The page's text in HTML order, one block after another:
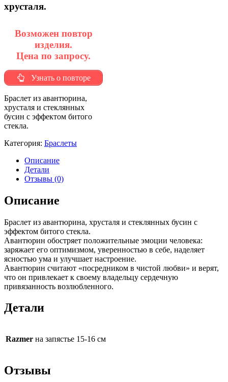
хрусталя.
Возможен повтор
изделия.
Цена по запросу.
Узнать о повторе
Браслет из авантюрина,
хрусталя и стеклянных
бусин с эффектом битого
стекла.
Категория: Браслеты
Описание
Детали
Отзывы (0)
Описание
Браслет из авантюрина, хрусталя и стеклянных бусин с
эффектом битого стекла.
Авантюрин обостряет положительные эмоции человека:
заряжает его оптимизмом, уверенностью в себе, наделяет
ясностью ума и улучшает настроение.
Авантюрин считают «посредником в чистой любви» и верят,
что он привлекает к своему владельцу сердечную
привязанность возлюбленного.
Детали
Razmer на запястье 15-16 см
Отзывы